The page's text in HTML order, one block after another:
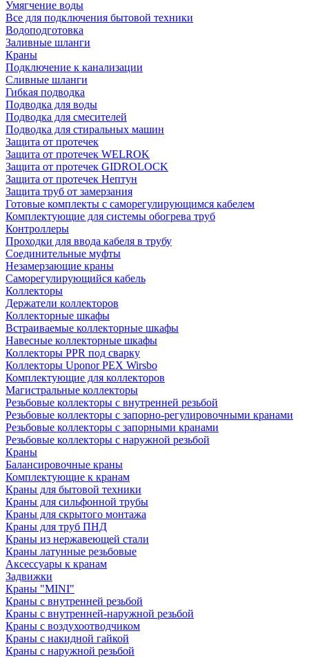
Умягчение воды
Все для подключения бытовой техники
Водоподготовка
Заливные шланги
Краны
Подключение к канализации
Сливные шланги
Гибкая подводка
Подводка для воды
Подводка для смесителей
Подводка для стиральных машин
Защита от протечек
Защита от протечек WELROK
Защита от протечек GIDROLOCK
Защита от протечек Нептун
Защита труб от замерзания
Готовые комплекты с саморегулирующимся кабелем
Комплектующие для системы обогрева труб
Контроллеры
Проходки для ввода кабеля в трубу
Соединительные муфты
Незамерзающие краны
Саморегулирующийся кабель
Коллекторы
Держатели коллекторов
Коллекторные шкафы
Встраиваемые коллекторные шкафы
Навесные коллекторные шкафы
Коллекторы PPR под сварку
Коллекторы Uponor PEX Wirsbo
Комплектующие для коллекторов
Магистральные коллекторы
Резьбовые коллекторы с внутренней резьбой
Резьбовые коллекторы с запорно-регулировочными кранами
Резьбовые коллекторы с запорными кранами
Резьбовые коллекторы с наружной резьбой
Краны
Балансировочные краны
Комплектующие к кранам
Краны для бытовой техники
Краны для сильфонной трубы
Краны для скрытого монтажа
Краны для труб ПНД
Краны из нержавеющей стали
Краны латунные резьбовые
Аксессуары к кранам
Задвижки
Краны "MINI"
Краны с внутренней резьбой
Краны с внутренней-наружной резьбой
Краны с воздухоотводчиком
Краны с накидной гайкой
Краны с наружной резьбой